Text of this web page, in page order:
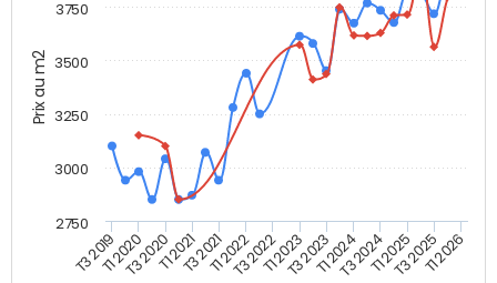
Prix au m2
T3 2019T1 2020T3 2020T1 2021T3 2021T1 2022T3 2022T1 2023T3 2023T1 2024T3 2024T1 2025T3 2025T1 2026
2750
3000
3250
3500
3750